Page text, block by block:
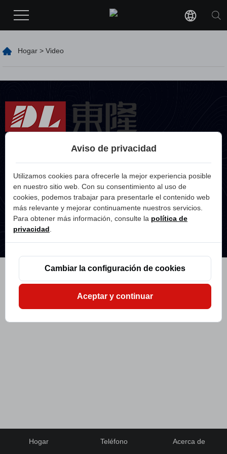
Hogar > Video
Durante 25 años, Donglong se ha centrado en el diseño,
derechos.política de privacidad
Hogar Teléfono Acerca de
Aviso de privacidad
Utilizamos cookies para ofrecerle la mejor experiencia posible
en nuestro sitio web. Con su consentimiento al uso de
cookies, podemos trabajar para presentarle el contenido web
más relevante y mejorar continuamente nuestros servicios.
Para obtener más información, consulte la política de
privacidad
Cambiar la configuración de cookies
Aceptar y continuar